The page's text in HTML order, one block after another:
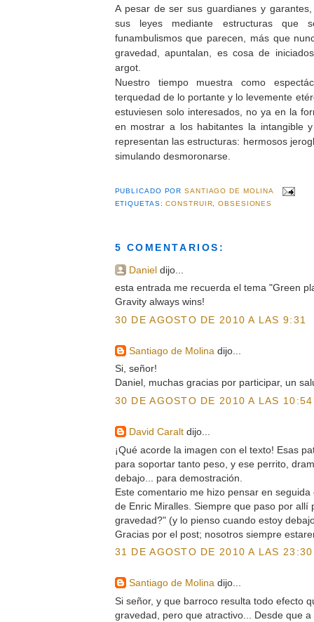
A pesar de ser sus guardianes y
sus leyes mediante estructuras que
funambulismos que parecen, más que
gravedad, apuntalan, es cosa de
argot.
Nuestro tiempo muestra como
terquedad de lo portante y lo levemente
estuviesen solo interesados, no ya en la
en mostrar a los habitantes la intangible
representan las estructuras: hermosos
simulando desmoronarse.
PUBLICADO PORSANTIAGO DE MOLINA
ETIQUETAS:CONSTRUIR,OBSESIONES
5 COMENTARIOS:
Danieldijo...
esta entrada me recuerda el tema "Green
Gravity always wins!
30 DE AGOSTO DE 2010 A LAS 9:31
Santiago de Molina dijo...
Si, señor!
Daniel, muchas gracias por participar, un
30 DE AGOSTO DE 2010 A LAS 10:54
David Caraltdijo...
¡Qué acorde la imagen con el texto! Esas
para soportar tanto peso, y ese perrito,
debajo... para demostración.
Este comentario me hizo pensar en
de Enric Miralles. Siempre que paso por allí
gravedad?" (y lo pienso cuando estoy
Gracias por el post; nosotros siempre
31 DE AGOSTO DE 2010 A LAS 23:30
Santiago de Molinadijo...
Si señor, y que barroco resulta todo efecto
gravedad, pero que atractivo... Desde que